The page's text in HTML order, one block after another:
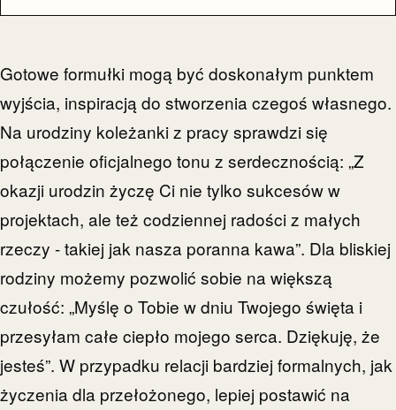
Gotowe formułki mogą być doskonałym punktem
wyjścia, inspiracją do stworzenia czegoś własnego.
Na urodziny koleżanki z pracy sprawdzi się
połączenie oficjalnego tonu z serdecznością: „Z
okazji urodzin życzę Ci nie tylko sukcesów w
projektach, ale też codziennej radości z małych
rzeczy - takiej jak nasza poranna kawa”. Dla bliskiej
rodziny możemy pozwolić sobie na większą
czułość: „Myślę o Tobie w dniu Twojego święta i
przesyłam całe ciepło mojego serca. Dziękuję, że
jesteś”. W przypadku relacji bardziej formalnych, jak
życzenia dla przełożonego, lepiej postawić na